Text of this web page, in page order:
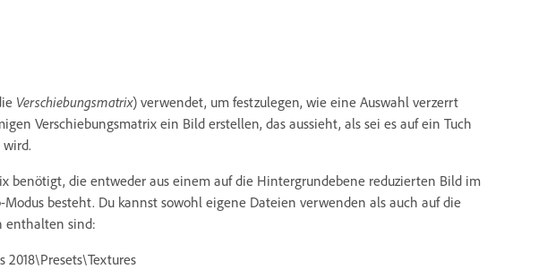
Verschiebungsmatrix) verwendet, um festzulegen, wie eine Auswahl verzerrt
Verschiebungsmatrix ein Bild erstellen, das aussieht, als sei es auf ein Tuch
benötigt, die entweder aus einem auf die Hintergrundebene reduzierten Bild im
besteht. Du kannst sowohl eigene Dateien verwenden als auch auf die
enthalten sind: